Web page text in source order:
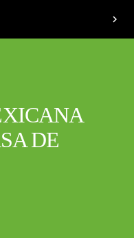
chevron_right
DE